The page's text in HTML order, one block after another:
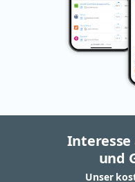
Interesse
und
Unser